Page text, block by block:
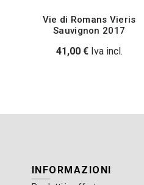
Vie di Romans Vieris
Sauvignon 2017
41,00 € Iva incl.
INFORMAZIONI